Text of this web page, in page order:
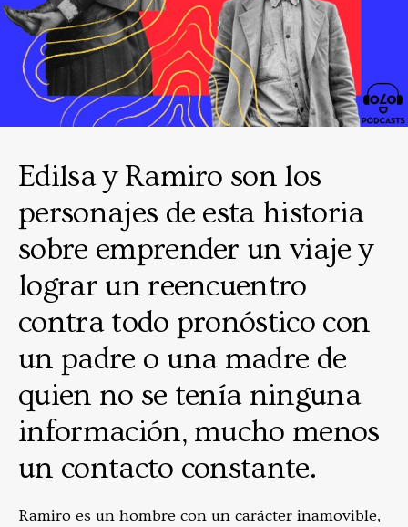
Edilsa y Ramiro son los
personajes de esta historia
sobre emprender un viaje y
lograr un reencuentro
contra todo pronóstico con
un padre o una madre de
quien no se tenía ninguna
información, mucho menos
un contacto constante.
Ramiro es un hombre con un carácter inamovible,